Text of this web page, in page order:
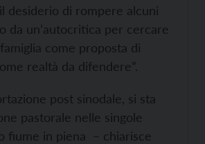
desiderio di rompere alcuni
da un’autocritica per cercare
come proposta di
realtà da difendere”.
post sinodale, si sta
pastorale nelle singole
fiume in piena – chiarisce